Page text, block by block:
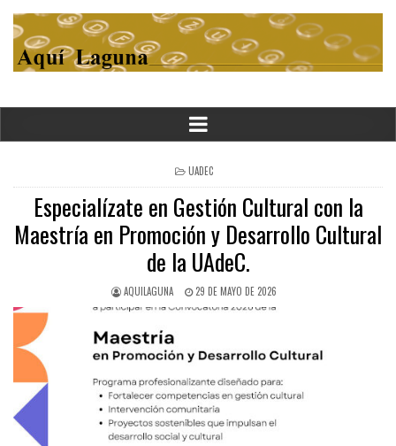
POSTED
IN
UADEC
Especialízate en Gestión Cultural con la
Maestría en Promoción y Desarrollo Cultural
de la UAdeC.
AQUILAGUNA 29 DE MAYO DE 2026